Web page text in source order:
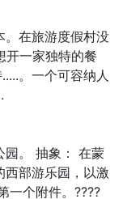
。在旅游度假村没
开一家独特的餐
。一个可容纳人
园。 抽象： 在蒙
西部游乐园，以激
一个附件。????